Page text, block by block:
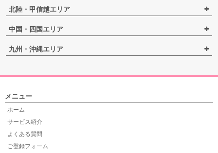
北陸・甲信越エリア
中国・四国エリア
九州・沖縄エリア
メニュー
ホーム
サービス紹介
よくある質問
ご登録フォーム